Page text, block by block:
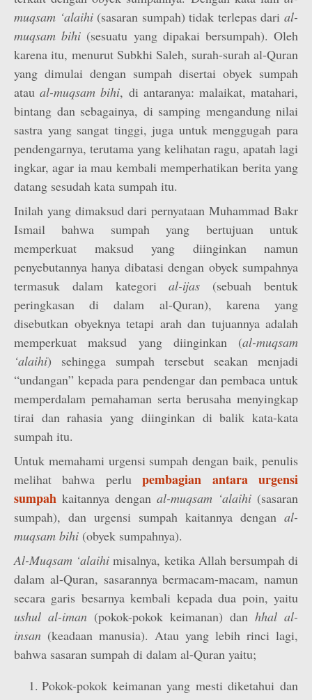
muqsam ‘alaihi (sasaran sumpah) tidak terlepas darial-
muqsam bihi (sesuatu yang dipakai bersumpah). Oleh
karena itu, menurut Subkhi Saleh, surah-surah al-Quran
yang dimulai dengan sumpah disertai obyek sumpah
ataual-muqsam bihi, di antaranya: malaikat, matahari,
bintang dan sebagainya, di samping mengandung nilai
sastra yang sangat tinggi, juga untuk menggugah para
pendengarnya, terutama yang kelihatan ragu, apatah lagi
ingkar, agar ia mau kembali memperhatikan berita yang
datang sesudah kata sumpah itu.
Inilah yang dimaksud dari pernyataan Muhammad Bakr
Ismail bahwa sumpah yang bertujuan untuk
memperkuat maksud yang diinginkan namun
penyebutannya hanya dibatasi dengan obyek sumpahnya
termasuk dalam kategorial-ijas (sebuah bentuk
peringkasan di dalam al-Quran), karena yang
disebutkan obyeknya tetapi arah dan tujuannya adalah
memperkuat maksud yang diinginkan (al-muqsam
‘alaihi) sehingga sumpah tersebut seakan menjadi
“undangan” kepada para pendengar dan pembaca untuk
memperdalam pemahaman serta berusaha menyingkap
tirai dan rahasia yang diinginkan di balik kata-kata
sumpah itu.
Untuk memahami urgensi sumpah dengan baik, penulis
melihat bahwa perlupembagian antara urgensi
sumpah kaitannya dengan al-muqsam ‘alaihi (sasaran
sumpah), dan urgensi sumpah kaitannya dengan al-
muqsam bihi (obyek sumpahnya).
Al-Muqsam ‘alaihi misalnya, ketika Allah bersumpah di
dalam al-Quran, sasarannya bermacam-macam, namun
secara garis besarnya kembali kepada dua poin, yaitu
ushul al-iman (pokok-pokok keimanan) dan hhal al-
insan (keadaan manusia). Atau yang lebih rinci lagi,
bahwa sasaran sumpah di dalam al-Quran yaitu;
Pokok-pokok keimanan yang mesti diketahui dan